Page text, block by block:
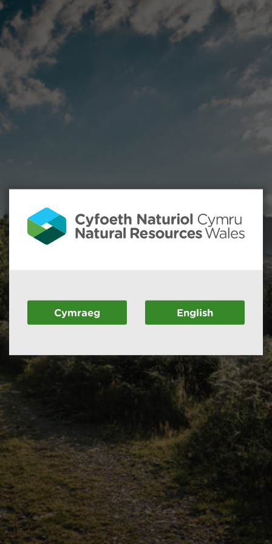
Cymraeg English